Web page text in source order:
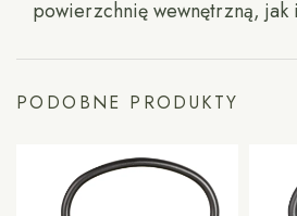
powierzchnię wewnętrzną, jak
PODOBNE PRODUKTY